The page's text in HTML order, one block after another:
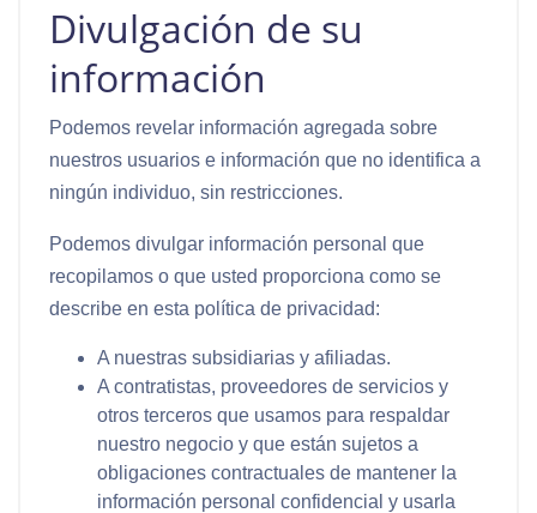
Divulgación de su
información
Podemos revelar información agregada sobre
nuestros usuarios e información que no identifica a
ningún individuo, sin restricciones.
Podemos divulgar información personal que
recopilamos o que usted proporciona como se
describe en esta política de privacidad:
A nuestras subsidiarias y afiliadas.
A contratistas, proveedores de servicios y
otros terceros que usamos para respaldar
nuestro negocio y que están sujetos a
obligaciones contractuales de mantener la
información personal confidencial y usarla